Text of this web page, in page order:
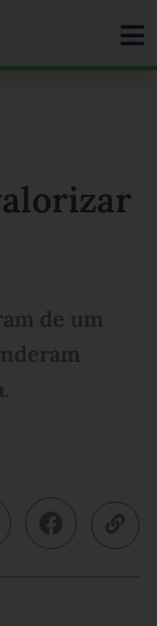
de um